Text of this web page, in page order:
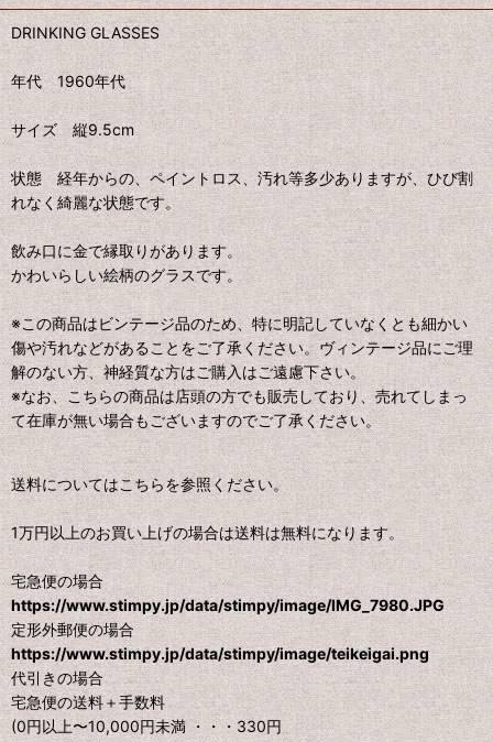
DRINKING GLASSES
年代 1960年代
サイズ 縦9.5cm
状態 経年からの、ペイントロス、汚れ等多少ありますが、ひび割
れなく綺麗な状態です。
飲み口に金で縁取りがあります。
かわいらしい絵柄のグラスです。
※この商品はビンテージ品のため、特に明記していなくとも細かい
傷や汚れなどがあることをご了承ください。ヴィンテージ品にご理
解のない方、神経質な方はご購入はご遠慮下さい。
※なお、こちらの商品は店頭の方でも販売しており、売れてしまっ
て在庫が無い場合もございますのでご了承ください。
送料についてはこちらを参照ください。
1万円以上のお買い上げの場合は送料は無料になります。
宅急便の場合
https://www.stimpy.jp/data/stimpy/image/IMG_7980.JPG
定形外郵便の場合
https://www.stimpy.jp/data/stimpy/image/teikeigai.png
代引きの場合
宅急便の送料＋手数料
(0円以上〜10,000円未満 ・・・330円